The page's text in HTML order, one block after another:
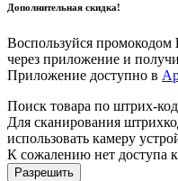
Дополнительная скидка!
Воспользуйся промокодом
через приложение и
Приложение доступно в
Поиск товара по штрих-
Для сканирования
использовать камеру
К сожалению нет доступа
Разрешить